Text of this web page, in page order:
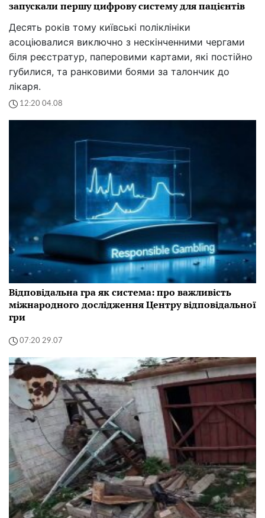
запускали першу цифрову систему для пацієнтів
Десять років тому київські поліклініки
асоціювалися виключно з нескінченними чергами
біля реєстратур, паперовими картами, які постійно
губилися, та ранковими боями за талончик до
лікаря.
12:20 04.08
Відповідальна гра як система: про важливість
міжнародного дослідження Центру відповідальної
гри
07:20 29.07